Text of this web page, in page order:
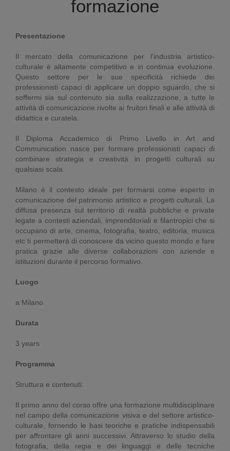
formazione
Presentazione
Il mercato della comunicazione per l'industria artistico-
culturale è altamente competitivo e in continua evoluzione.
Questo settore per le sue specificità richiede dei
professionisti capaci di applicare un doppio sguardo, che si
soffermi sia sul contenuto sia sulla realizzazione, a tutte le
attività di comunicazione rivolte ai fruitori finali e alle attività di
didattica e curatela.
Il Diploma Accademico di Primo Livello in Art and
Communication nasce per formare professionisti capaci di
combinare strategia e creatività in progetti culturali su
qualsiasi scala.
Milano è il contesto ideale per formarsi come esperto in
comunicazione del patrimonio artistico e progetti culturali. La
diffusa presenza sul territorio di realtà pubbliche e private
legate a contesti aziendali, imprenditoriali e filantropici che si
occupano di arte, cinema, fotografia, teatro, editoria, musica
etc ti permetterà di conoscere da vicino questo mondo e fare
pratica grazie alle diverse collaborazioni con aziende e
istituzioni durante il percorso formativo.
Luogo
a Milano
Durata
3 years
Programma
Struttura e contenuti:
Il primo anno del corso offre una formazione multidisciplinare
nel campo della comunicazione visiva e del settore artistico-
culturale, fornendo le basi teoriche e pratiche indispensabili
per affrontare gli anni successivi. Attraverso lo studio della
fotografia, della regia e dei linguaggi e delle tecniche